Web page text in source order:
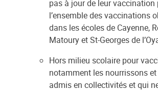
pas à jour de leur vaccination
l’ensemble des vaccinations
dans les écoles de Cayenne,
Matoury et St-Georges de
Hors milieu scolaire pour
notamment les nourrissons
admis en collectivités et qui